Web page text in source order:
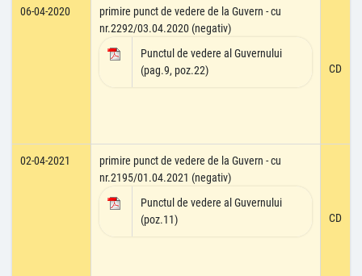
06-04-2020
primire punct de vedere de la Guvern - cu
nr.2292/03.04.2020 (negativ)
Punctul de vedere al Guvernului
(pag.9, poz.22)
CD
02-04-2021
primire punct de vedere de la Guvern - cu
nr.2195/01.04.2021 (negativ)
Punctul de vedere al Guvernului
(poz.11)
CD